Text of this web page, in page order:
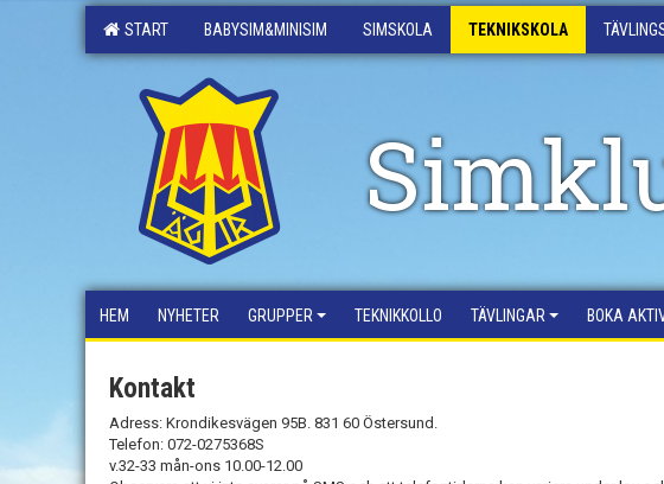
START BABYSIM&MINISIM SIMSKOLA TEKNIKSKOLA
HEM NYHETER GRUPPER TEKNIKKOLLO TÄVLINGAR BOKA
Kontakt
Adress: Krondikesvägen 95B. 831 60 Östersund.
Telefon: 072-0275368S
v.32-33 mån-ons 10.00-12.00